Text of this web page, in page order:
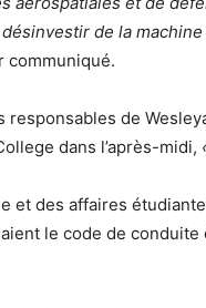
désinvestir de la
communiqué.
responsables de
dans l’après-midi,
et des affaires
le code de